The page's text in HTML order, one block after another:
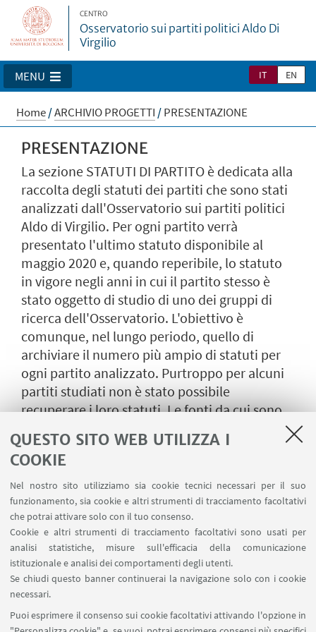
QUESTO SITO WEB UTILIZZA I
COOKIE
Nel nostro sito utilizziamo sia cookie tecnici necessari per il suo
funzionamento, sia cookie e altri strumenti di tracciamento facoltativi
che potrai attivare solo con il tuo consenso.
Cookie e altri strumenti di tracciamento facoltativi sono usati per
analisi statistiche, misure sull'efficacia della comunicazione
istituzionale e analisi dei comportamenti degli utenti.
Se chiudi questo banner continuerai la navigazione solo con i cookie
necessari.
Puoi esprimere il consenso sui cookie facoltativi attivando l'opzione in
CENTRO
Osservatorio sui partiti politici Aldo Di
Virgilio
IT EN
MENU
Home/ARCHIVIO PROGETTI /PRESENTAZIONE
PRESENTAZIONE
La sezione STATUTI DI PARTITO è dedicata alla
raccolta degli statuti dei partiti che sono stati
analizzati dall'Osservatorio sui partiti politici
Aldo di Virgilio. Per ogni partito verrà
presentato l'ultimo statuto disponibile al
maggio 2020 e, quando reperibile, lo statuto
in vigore negli anni in cui il partito stesso è
stato oggetto di studio di uno dei gruppi di
ricerca dell'Osservatorio. L'obiettivo è
comunque, nel lungo periodo, quello di
archiviare il numero più ampio di statuti per
ogni partito analizzato. Purtroppo per alcuni
partiti studiati non è stato possibile
recuperare i loro statuti. Le fonti da cui sono
principalmente due: 1) i siti web dei vari
partiti, consultati in buona misura dopo i
congressi nazionali di partito oggetto di
studio dell’Osservatorio e 2) il "registro
nazionale" dei partiti politici riconosciuti ai
sensi del decreto-legge 28 dicembre 2013, n.
149, convertito in legge, con modificazioni,
dalla legge 21 febbraio 2014, n. 13
(http://www.parlamento.it/1063). L'ultima
parte di questa sezione è dedicata all’analisi